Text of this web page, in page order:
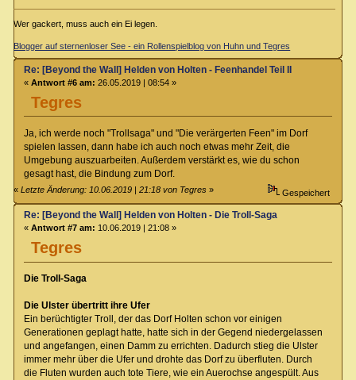
Wer gackert, muss auch ein Ei legen.
Blogger auf sternenloser See - ein Rollenspielblog von Huhn und Tegres
Tegres
Re: [Beyond the Wall] Helden von Holten - Feenhandel Teil II
« Antwort #6 am: 26.05.2019 | 08:54 »
Ja, ich werde noch "Trollsaga" und "Die verärgerten Feen" im Dorf
spielen lassen, dann habe ich auch noch etwas mehr Zeit, die
Umgebung auszuarbeiten. Außerdem verstärkt es, wie du schon
gesagt hast, die Bindung zum Dorf.
«Letzte Änderung: 10.06.2019 | 21:18 von Tegres » Gespeichert
Tegres
Re: [Beyond the Wall] Helden von Holten - Die Troll-Saga
« Antwort #7 am: 10.06.2019 | 21:08 »
Die Troll-Saga
Die Ulster übertritt ihre Ufer
Ein berüchtigter Troll, der das Dorf Holten schon vor einigen
Generationen geplagt hatte, hatte sich in der Gegend niedergelassen
und angefangen, einen Damm zu errichten. Dadurch stieg die Ulster
immer mehr über die Ufer und drohte das Dorf zu überfluten. Durch
die Fluten wurden auch tote Tiere, wie ein Auerochse angespült. Aus